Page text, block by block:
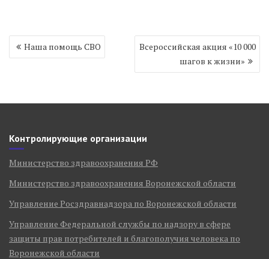
Навигация
по
Наша помощь СВО
Всероссийская акция «10 000
шагов к жизни»
Контролирующие организации
Министерство здравоохранения РФ
Министерство здравоохранения Воронежской области
Управление Росздравнадзора по Воронежской области
Управление Федеральной службы по надзору в сфере
защиты прав потребителей и благополучия человека по
Воронежской области